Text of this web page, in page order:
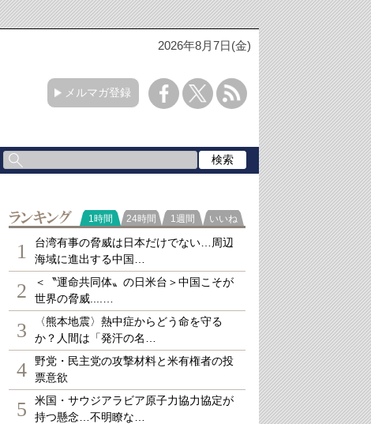
2026年8月7日(金)
メルマガ登録
ランキング
1時間 24時間 1週間 いいね
1
台湾有事の脅威は日本だけでない…周辺
海域に進出する中国…
2
＜〝運命共同体〟の日米台＞中国こそが
世界の脅威....…
3
〈熊本地震〉熱中症からどう命を守る
か？人間は「発汗の名…
4
野党・民主党の攻撃材料と米有権者の投
票意欲
5
米国・サウジアラビア原子力協力協定が
持つ懸念…不明瞭な…